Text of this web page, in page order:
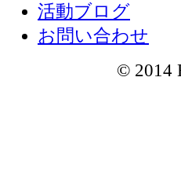
活動ブログ
お問い合わせ
© 2014